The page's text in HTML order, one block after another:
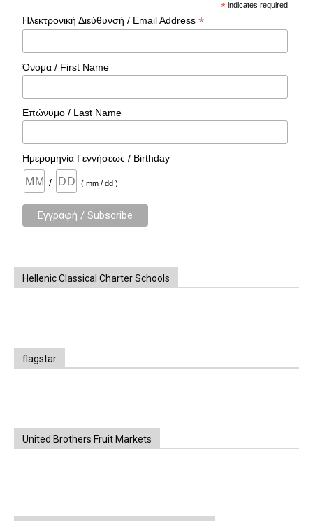
* indicates required
Ηλεκτρονική Διεύθυνσή / Email Address*
Όνομα / First Name
Επώνυμο / Last Name
Ημερομηνία Γεννήσεως / Birthday
/ ( mm / dd )
Hellenic Classical Charter Schools
flagstar
United Brothers Fruit Markets